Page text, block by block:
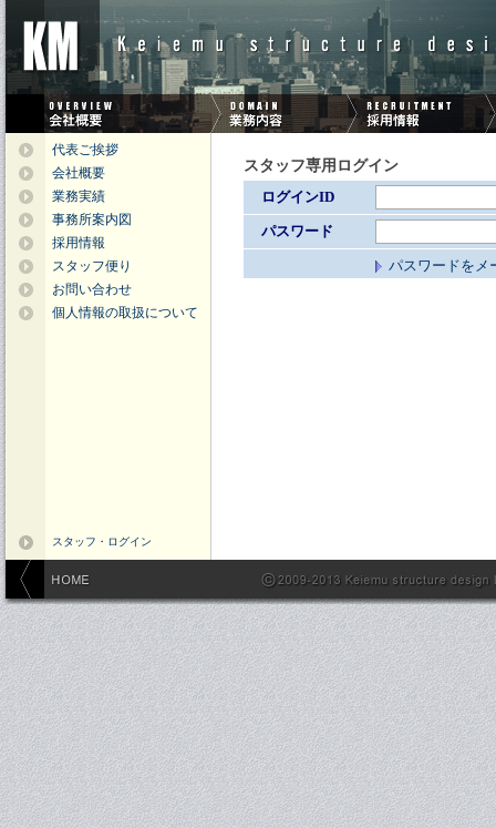
代表ご挨拶
会社概要
業務実績
事務所案内図
採用情報
スタッフ便り
お問い合わせ
個人情報の取扱について
スタッフ専用ログイン
ログインID
パスワード
パスワードをメ
スタッフ・ログイン